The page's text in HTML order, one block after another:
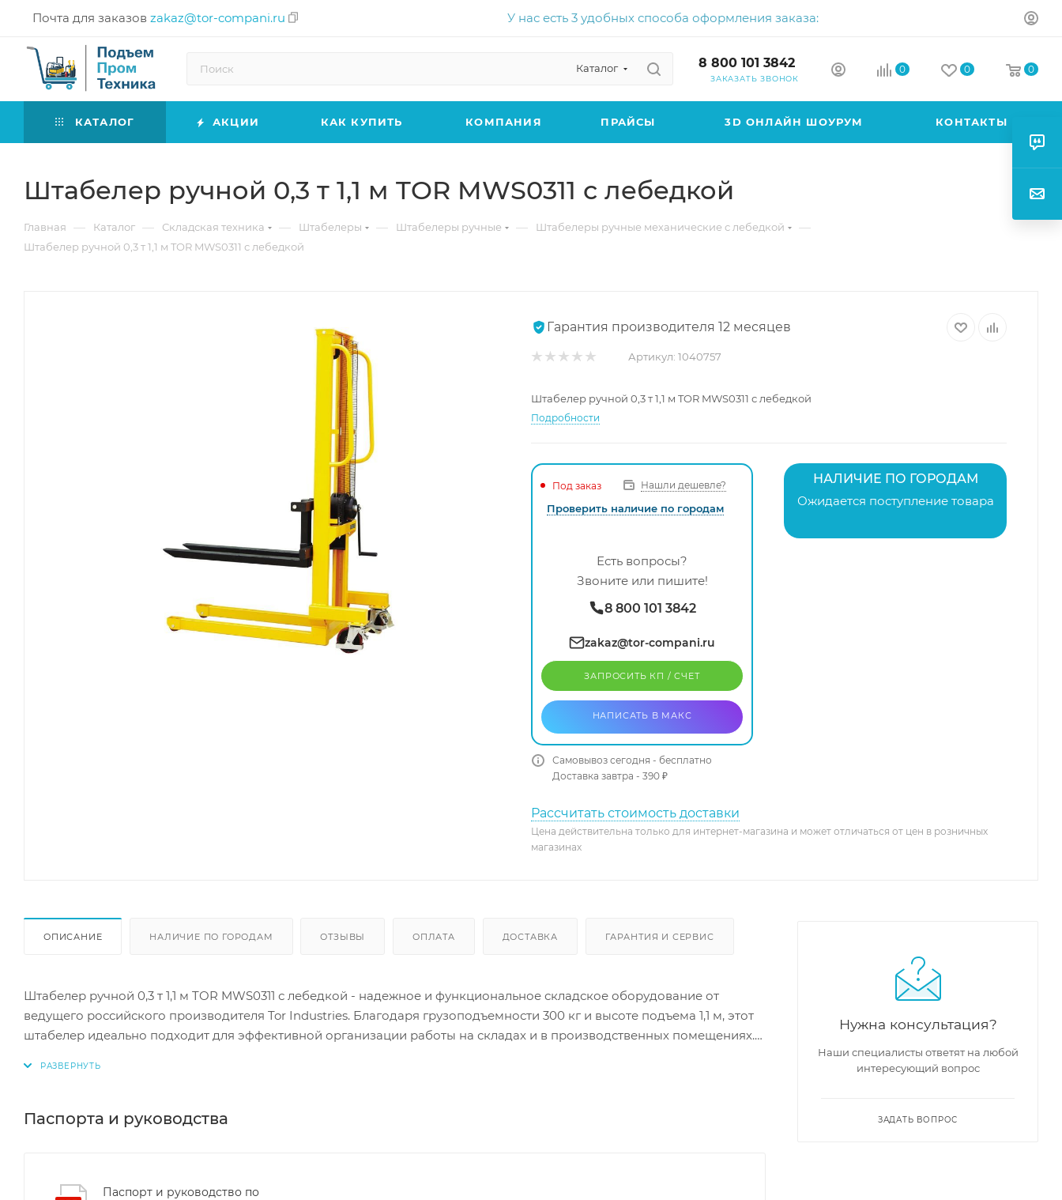
Почта для заказов zakaz@tor-compani.ru У нас есть 3 удобных способа оформления заказа:
Каталог 8 800 101 3842
ЗАКАЗАТЬ ЗВОНОК
0 0 0
КАТАЛОГ АКЦИИ КАК КУПИТЬ КОМПАНИЯ ПРАЙСЫ 3D ОНЛАЙН ШОУРУМ КОНТАКТЫ
Штабелер ручной 0,3 т 1,1 м TOR MWS0311 с лебедкой
Главная — Каталог — Складская техника — Штабелеры — Штабелеры ручные — Штабелеры ручные механические с лебедкой —
Штабелер ручной 0,3 т 1,1 м TOR MWS0311 с лебедкой
Гарантия производителя 12 месяцев
Артикул: 1040757
Штабелер ручной 0,3 т 1,1 м TOR MWS0311 с лебедкой
Подробности
Под заказ Нашли дешевле?
Проверить наличие по городам
Есть вопросы?
Звоните или пишите!
8 800 101 3842
zakaz@tor-compani.ru
ЗАПРОСИТЬ КП / CЧЕТ
НАПИСАТЬ В МАКС
Самовывоз сегодня - бесплатно
Доставка завтра - 390 ₽
НАЛИЧИЕ ПО ГОРОДАМ
Ожидается поступление товара
Рассчитать стоимость доставки
Цена действительна только для интернет-магазина и может отличаться от цен в розничных
магазинах
ОПИСАНИЕ НАЛИЧИЕ ПО ГОРОДАМ ОТЗЫВЫ ОПЛАТА ДОСТАВКА ГАРАНТИЯ И СЕРВИС
Штабелер ручной 0,3 т 1,1 м TOR MWS0311 с лебедкой - надежное и функциональное складское оборудование от
ведущего российского производителя Tor Industries. Благодаря грузоподъемности 300 кг и высоте подъема 1,1 м, этот
штабелер идеально подходит для эффективной организации работы на складах и в производственных помещениях.
Паспорта и руководства
Паспорт и руководство по
Нужна консультация?
Наши специалисты ответят на любой
интересующий вопрос
ЗАДАТЬ ВОПРОС